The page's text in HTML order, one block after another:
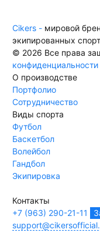
Cikers - мировой
экипированных
© 2026 Все права
конфиденциальности
О производстве
Портфолио
Сотрудничество
Виды спорта
Футбол
Баскетбол
Волейбол
Гандбол
Экипировка
Контакты
+7 (963) 290-21-11